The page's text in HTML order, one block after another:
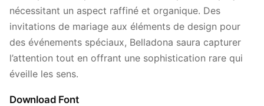
nécessitant un aspect raffiné et organique. Des
invitations de mariage aux éléments de design pour
des événements spéciaux, Belladona saura capturer
l’attention tout en offrant une sophistication rare qui
éveille les sens.
Download Font